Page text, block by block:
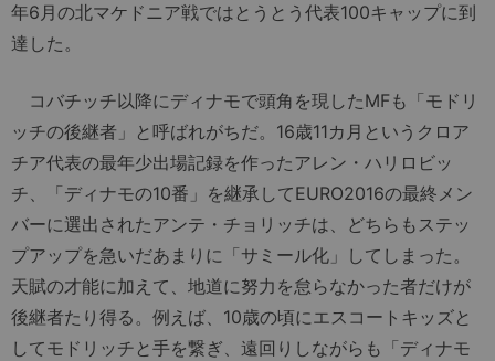
年6月の北マケドニア戦ではとうとう代表100キャップに到
達した。
コバチッチ以降にディナモで頭角を現したMFも「モドリ
ッチの後継者」と呼ばれがちだ。16歳11カ月というクロア
チア代表の最年少出場記録を作ったアレン・ハリロビッ
チ、「ディナモの10番」を継承してEURO2016の最終メン
バーに選出されたアンテ・チョリッチは、どちらもステッ
プアップを急いだあまりに「サミール化」してしまった。
天賦の才能に加えて、地道に努力を怠らなかった者だけが
後継者たり得る。例えば、10歳の頃にエスコートキッズと
してモドリッチと手を繋ぎ、遠回りしながらも「ディナモ